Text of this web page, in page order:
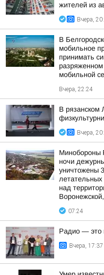
жителей из
Вчера,
В
мобильное
принимать
разряженном
мобильной
Вчера, 22:24
В рязанском
Вчера,
Минобороны
ночи
уничтожены
летательных
над
07:24
Радио — это
Вчера, 17:37